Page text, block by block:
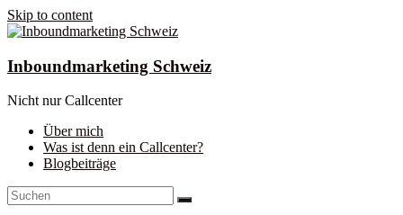
Skip to content
Inboundmarketing Schweiz
Nicht nur Callcenter
Über mich
Was ist denn ein Callcenter?
Blogbeiträge